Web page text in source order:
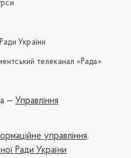
України
телеканал «Рада»
— Управління
управління,
Ради України